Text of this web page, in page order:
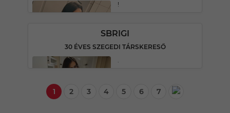
!
SBRIGI
30 ÉVES SZEGEDI TÁRSKERESŐ
.
1 2 3 4 5 6 7